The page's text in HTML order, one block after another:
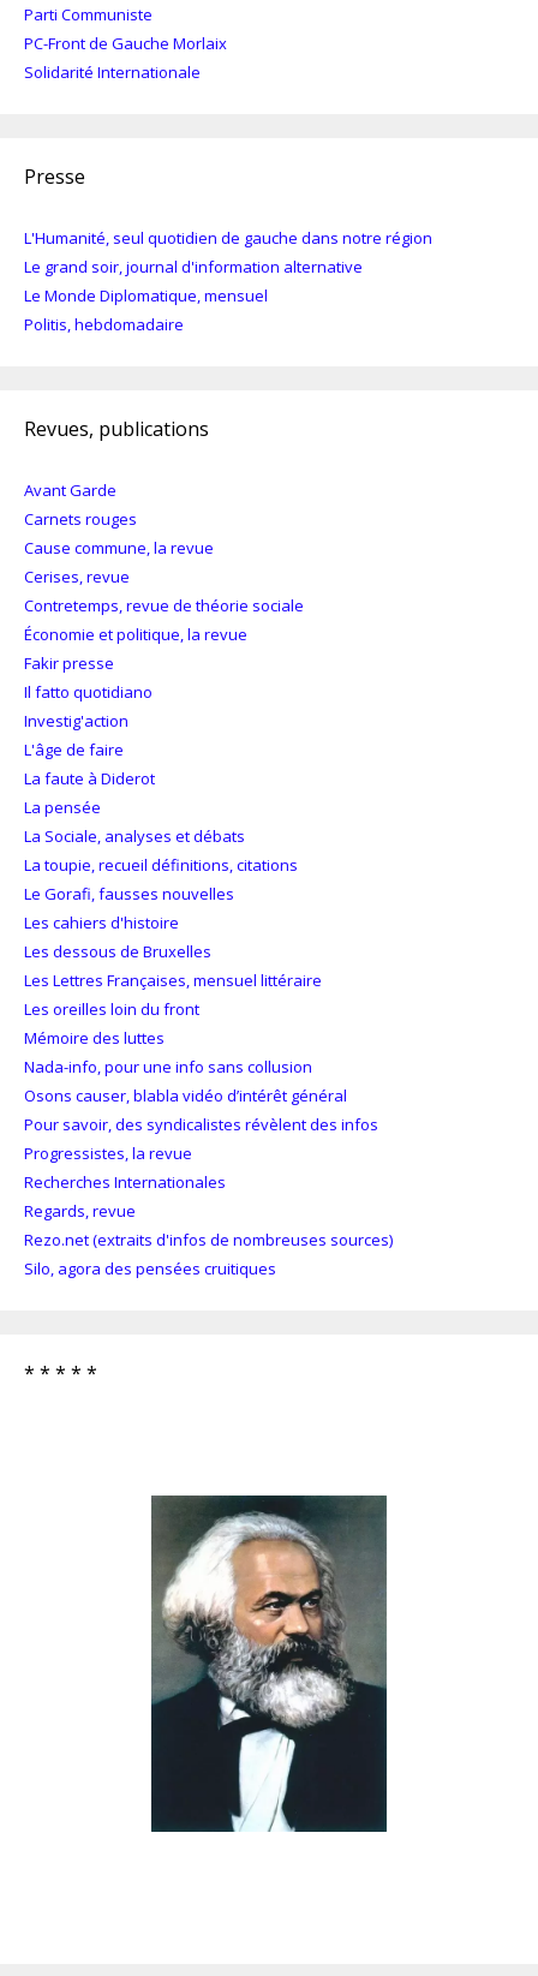
Parti Communiste
PC-Front de Gauche Morlaix
Solidarité Internationale
Presse
L'Humanité, seul quotidien de gauche dans notre région
Le grand soir, journal d'information alternative
Le Monde Diplomatique, mensuel
Politis, hebdomadaire
Revues, publications
Avant Garde
Carnets rouges
Cause commune, la revue
Cerises, revue
Contretemps, revue de théorie sociale
Économie et politique, la revue
Fakir presse
Il fatto quotidiano
Investig'action
L'âge de faire
La faute à Diderot
La pensée
La Sociale, analyses et débats
La toupie, recueil définitions, citations
Le Gorafi, fausses nouvelles
Les cahiers d'histoire
Les dessous de Bruxelles
Les Lettres Françaises, mensuel littéraire
Les oreilles loin du front
Mémoire des luttes
Nada-info, pour une info sans collusion
Osons causer, blabla vidéo d’intérêt général
Pour savoir, des syndicalistes révèlent des infos
Progressistes, la revue
Recherches Internationales
Regards, revue
Rezo.net (extraits d'infos de nombreuses sources)
Silo, agora des pensées cruitiques
* * * * *